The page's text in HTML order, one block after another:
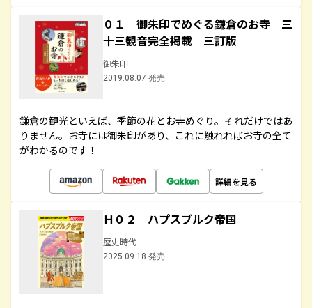
０１ 御朱印でめぐる鎌倉のお寺 三
十三観音完全掲載 三訂版
御朱印
2019.08.07 発売
鎌倉の観光といえば、季節の花とお寺めぐり。それだけではあ
りません。お寺には御朱印があり、これに触れればお寺の全て
がわかるのです！
詳細を見る
Ｈ０２ ハプスブルク帝国
歴史時代
2025.09.18 発売